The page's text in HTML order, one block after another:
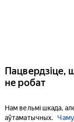
Пацвердзіце,
не робат
Нам вельмі шкада,
аўтаматычных.
Чаму